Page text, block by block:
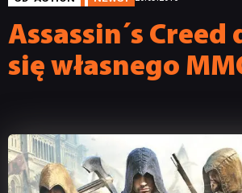
Assassin´s Creed
się własnego